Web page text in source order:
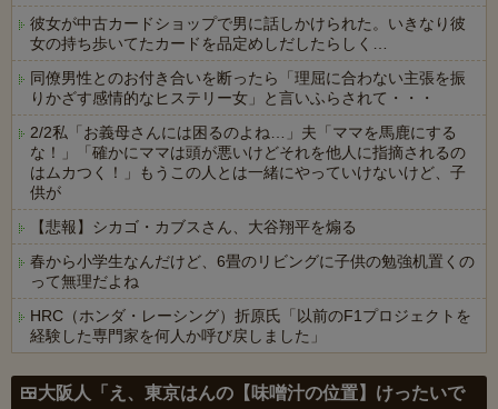
彼女が中古カードショップで男に話しかけられた。いきなり彼
女の持ち歩いてたカードを品定めしだしたらしく…
同僚男性とのお付き合いを断ったら「理屈に合わない主張を振
りかざす感情的なヒステリー女」と言いふらされて・・・
2/2私「お義母さんには困るのよね…」夫「ママを馬鹿にする
な！」「確かにママは頭が悪いけどそれを他人に指摘されるの
はムカつく！」もうこの人とは一緒にやっていけないけど、子
供が
【悲報】シカゴ・カブスさん、大谷翔平を煽る
春から小学生なんだけど、6畳のリビングに子供の勉強机置くの
って無理だよね
HRC（ホンダ・レーシング）折原氏「以前のF1プロジェクトを
経験した専門家を何人か呼び戻しました」
🍱大阪人「え、東京はんの【味噌汁の位置】けったいで